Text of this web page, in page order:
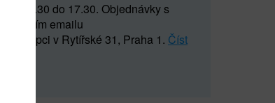
15.30 do 17.30. Objednávky s
emailu
recepci v Rytířské 31, Praha 1. Číst